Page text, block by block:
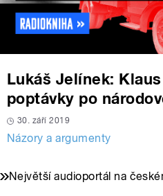
Lukáš Jelínek:
poptávky po
30. září 2019
Názory a argumenty
Největší audioportál na